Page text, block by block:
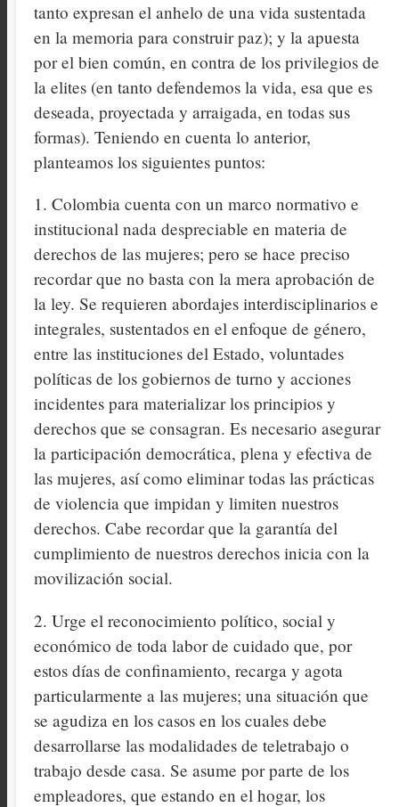
tanto expresan el anhelo de una vida sustentada
en la memoria para construir paz); y la apuesta
por el bien común, en contra de los privilegios de
la elites (en tanto defendemos la vida, esa que es
deseada, proyectada y arraigada, en todas sus
formas). Teniendo en cuenta lo anterior,
planteamos los siguientes puntos:
1. Colombia cuenta con un marco normativo e
institucional nada despreciable en materia de
derechos de las mujeres; pero se hace preciso
recordar que no basta con la mera aprobación de
la ley. Se requieren abordajes interdisciplinarios e
integrales, sustentados en el enfoque de género,
entre las instituciones del Estado, voluntades
políticas de los gobiernos de turno y acciones
incidentes para materializar los principios y
derechos que se consagran. Es necesario asegurar
la participación democrática, plena y efectiva de
las mujeres, así como eliminar todas las prácticas
de violencia que impidan y limiten nuestros
derechos. Cabe recordar que la garantía del
cumplimiento de nuestros derechos inicia con la
movilización social.
2. Urge el reconocimiento político, social y
económico de toda labor de cuidado que, por
estos días de confinamiento, recarga y agota
particularmente a las mujeres; una situación que
se agudiza en los casos en los cuales debe
desarrollarse las modalidades de teletrabajo o
trabajo desde casa. Se asume por parte de los
empleadores, que estando en el hogar, los